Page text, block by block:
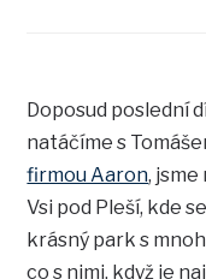
Doposud poslední
natáčíme s
firmou Aaron,
Vsi pod Pleší, kde
krásný park s
co s nimi, když je